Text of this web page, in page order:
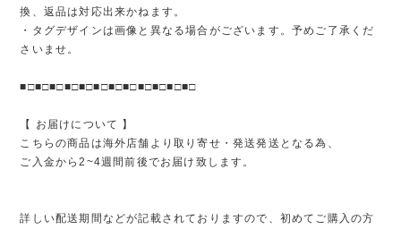
換、返品は対応出来かねます。
・タグデザインは画像と異なる場合がございます。予めご了承くだ
さいませ。
■□■□■□■□■□■□■□■□■□■□■□■□
【 お届けについて 】
こちらの商品は海外店舗より取り寄せ・発送発送となる為、
ご入金から2~4週間前後でお届け致します。
詳しい配送期間などが記載されておりますので、初めてご購入の方